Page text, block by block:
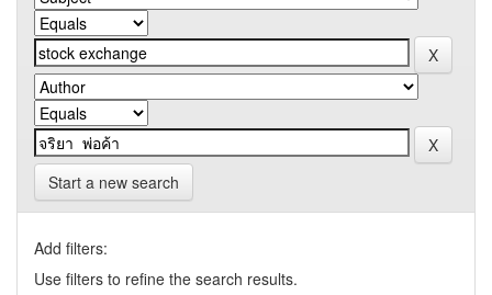
Start a new search
Add filters:
Use filters to refine the search results.